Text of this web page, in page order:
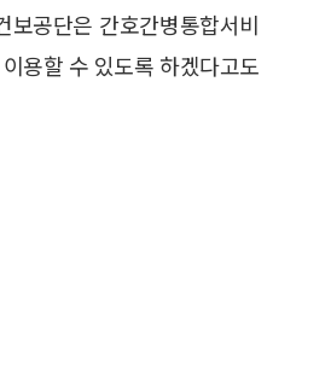
공단은 간호간병통합서비
용할 수 있도록 하겠다고도